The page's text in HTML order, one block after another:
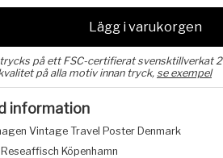
Lägg i varukorgen
på ett FSC-certifierat svensktillverkat
på alla motiv innan tryck,se exempel
information
Vintage Travel Poster Denmark
Reseaffisch Köpenhamn